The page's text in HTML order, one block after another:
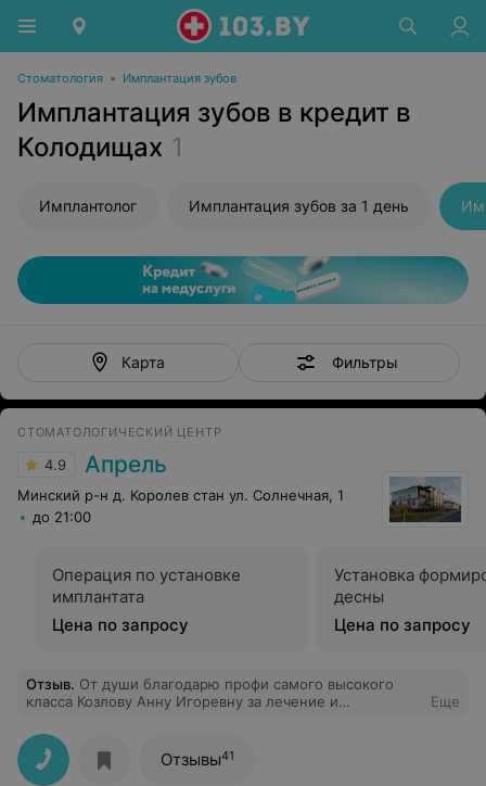
Стоматология • Имплантация зубов
Имплантация зубов в кредит в
Колодищах 1
Имплантолог Имплантация зубов за 1 день
Карта Фильтры
СТОМАТОЛОГИЧЕСКИЙ ЦЕНТР
4.9 Апрель
Минский р-н д. Королев стан ул. Солнечная, 1
до 21:00
Операция по установке
имплантата
Цена по запросу
Установка
десны
Цена по запросу
Отзыв. От души благодарю профи самого высокого
класса Козлову Анну Игоревну за лечение и
лучшие! Ходим всем семьей только к вам!
Еще
Отзывы41